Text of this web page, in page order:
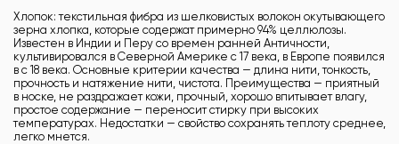
Хлопок: текстильная фибра из шелковистых волокон окутывающего
зерна хлопка, которые содержат примерно 94% целлюлозы.
Известен в Индии и Перу со времен ранней Античности,
культивировался в Северной Америке с 17 века, в Европе появился
в с 18 века. Основные критерии качества — длина нити, тонкость,
прочность и натяжение нити, чистота. Преимущества — приятный
в носке, не раздражает кожи, прочный, хорошо впитывает влагу,
простое содержание — переносит стирку при высоких
температурах. Недостатки — свойство сохранять теплоту среднее,
легко мнется.